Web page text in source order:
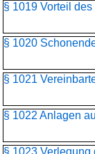
§ 1019 Vorteil
§ 1020
§ 1021
§ 1022 Anlagen
§ 1023 Verlegung